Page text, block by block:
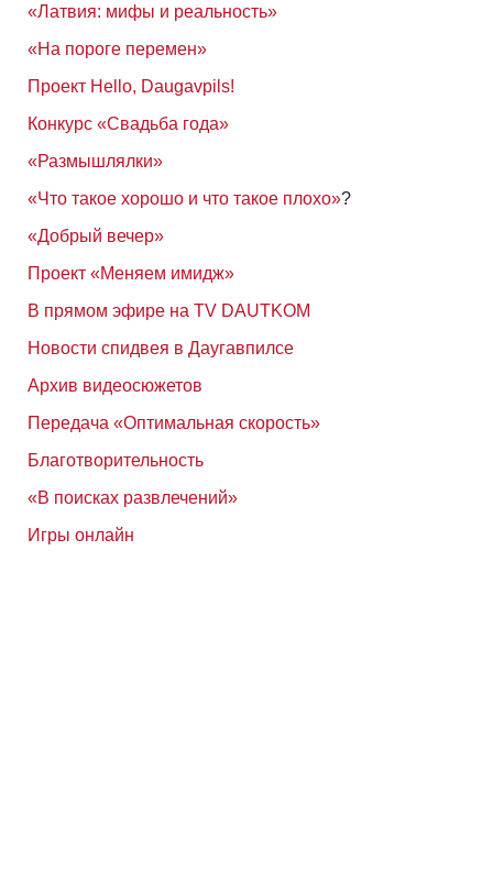
«Латвия: мифы и реальность»
«На пороге перемен»
Проект Hello, Daugavpils!
Конкурс «Свадьба года»
«Размышлялки»
«Что такое хорошо и что такое плохо»?
«Добрый вечер»
Проект «Меняем имидж»
В прямом эфире на TV DAUTKOM
Новости спидвея в Даугавпилсе
Архив видеосюжетов
Передача «Оптимальная скорость»
Благотворительность
«В поисках развлечений»
Игры онлайн